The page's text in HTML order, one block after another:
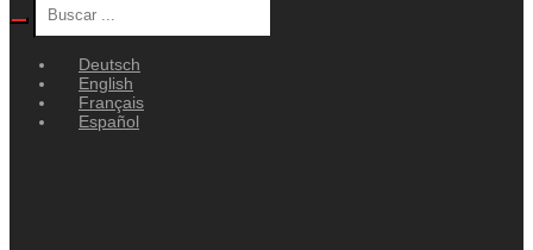
Deutsch
English
Français
Español